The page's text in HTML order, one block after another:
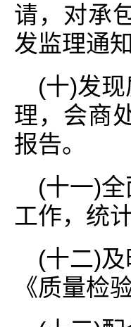
请，对承
发监理通知
(十)发
理，会商
报告。
(十一)
工作，统
(十二)
《质量检